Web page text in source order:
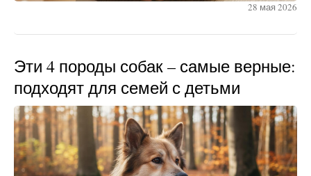
28 мая 2026
Эти 4 породы собак – самые верные:
подходят для семей с детьми